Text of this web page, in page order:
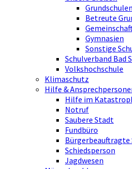
Grundschulen
Betreute
Gymnasien
Sonstige
Schulverband Bad
Volkshochschule
Klimaschutz
Hilfe &
Hilfe im
Notruf
Saubere Stadt
Fundbüro
Bürgerbeauftragte
Schiedsperson
Jagdwesen